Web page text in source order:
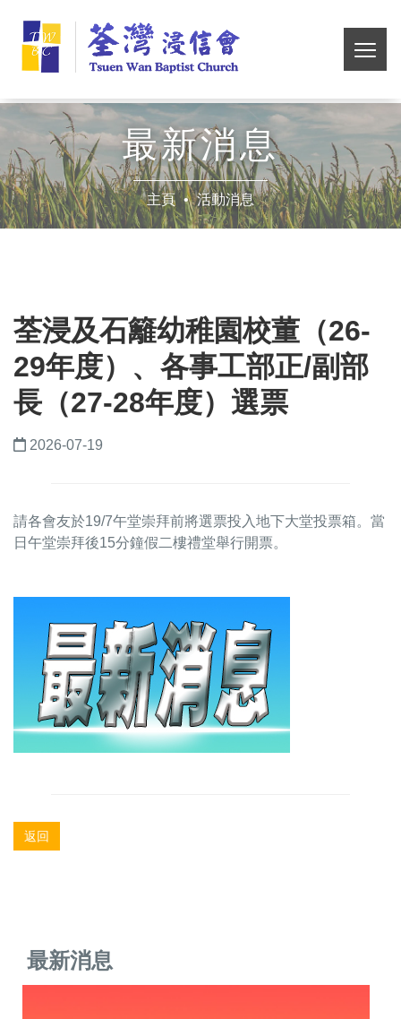
content
切
選
浸
信
會
最新消息
主頁 活動消息
荃浸及石籬幼稚園校董（26-
29年度）、各事工部正/副部
長（27-28年度）選票
2026-07-19
請各會友於19/7午堂崇拜前將選票投入地下大堂投票箱。當
日午堂崇拜後15分鐘假二樓禮堂舉行開票。
返回
最新消息